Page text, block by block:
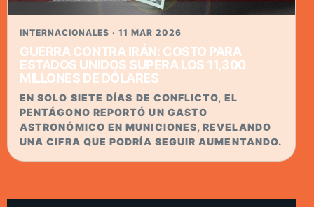
INTERNACIONALES · 11 MAR 2026
GUERRA CONTRA IRÁN: COSTO PARA
ESTADOS UNIDOS SUPERA LOS 11,300
MILLONES DE DÓLARES
EN SOLO SIETE DÍAS DE CONFLICTO, EL
PENTÁGONO REPORTÓ UN GASTO
ASTRONÓMICO EN MUNICIONES, REVELANDO
UNA CIFRA QUE PODRÍA SEGUIR AUMENTANDO.